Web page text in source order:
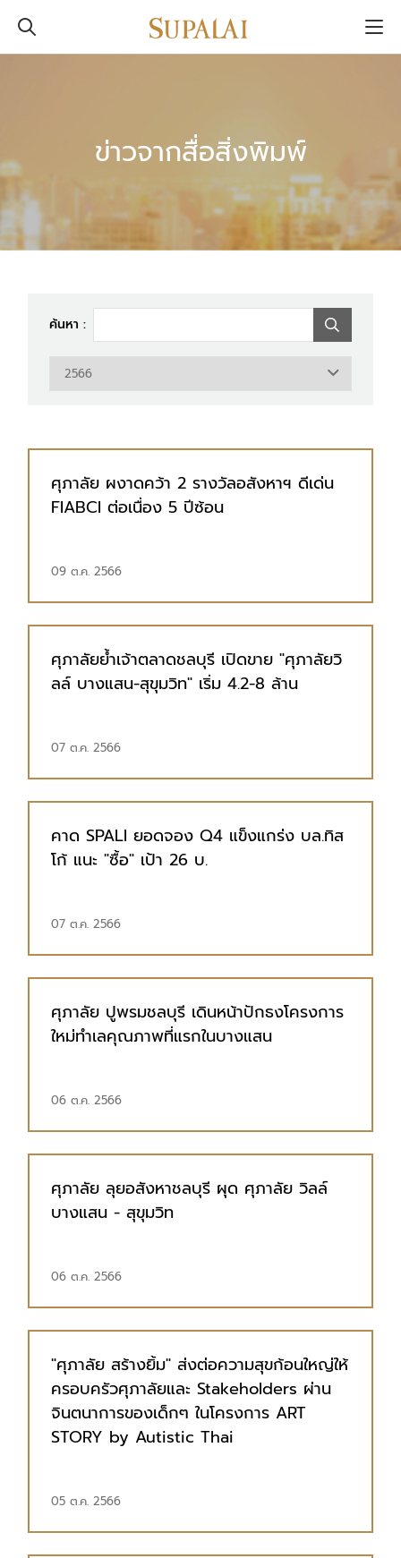
ข่าวจากสื่อสิ่งพิมพ์
ค้นหา :
ศุภาลัย ผงาดคว้า 2 รางวัลอสังหาฯ ดีเด่น
FIABCI ต่อเนื่อง 5 ปีซ้อน
09 ต.ค. 2566
ศุภาลัยย้ำเจ้าตลาดชลบุรี เปิดขาย "ศุภาลัยวิ
ลล์ บางแสน-สุขุมวิท" เริ่ม 4.2-8 ล้าน
07 ต.ค. 2566
คาด SPALI ยอดจอง Q4 แข็งแกร่ง บล.ทิส
โก้ แนะ "ซื้อ" เป้า 26 บ.
07 ต.ค. 2566
ศุภาลัย ปูพรมชลบุรี เดินหน้าปักธงโครงการ
ใหม่ทำเลคุณภาพที่แรกในบางแสน
06 ต.ค. 2566
ศุภาลัย ลุยอสังหาชลบุรี ผุด ศุภาลัย วิลล์
บางแสน - สุขุมวิท
06 ต.ค. 2566
"ศุภาลัย สร้างยิ้ม" ส่งต่อความสุขก้อนใหญ่ให้
ครอบครัวศุภาลัยและ Stakeholders ผ่าน
จินตนาการของเด็กๆ ในโครงการ ART
STORY by Autistic Thai
05 ต.ค. 2566